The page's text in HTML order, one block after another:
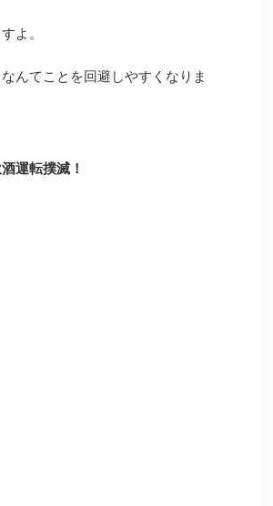
よ。
んてことを回避しやすくなりま
運転撲滅！